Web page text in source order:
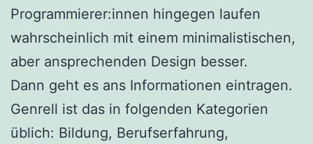
Programmierer:innen hingegen laufen
wahrscheinlich mit einem minimalistischen,
aber ansprechenden Design besser.
Dann geht es ans Informationen eintragen.
Genrell ist das in folgenden Kategorien
üblich: Bildung, Berufserfahrung,